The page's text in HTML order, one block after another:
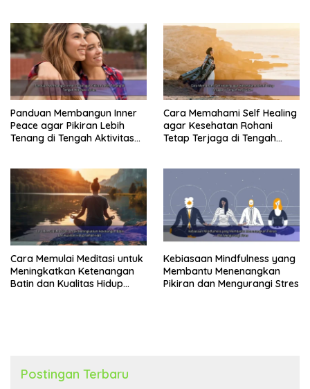
Panduan Membangun Inner
Peace agar Pikiran Lebih
Tenang di Tengah Aktivitas
Cara Memahami Self Healing
agar Kesehatan Rohani
Tetap Terjaga di Tengah
Cara Memulai Meditasi untuk
Meningkatkan Ketenangan
Batin dan Kualitas Hidup
Kebiasaan Mindfulness yang
Membantu Menenangkan
Pikiran dan Mengurangi Stres
Postingan Terbaru